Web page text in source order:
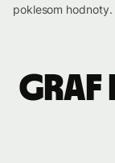
poklesom hodnoty.
Graf